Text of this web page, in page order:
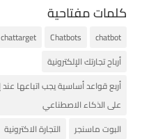
كلمات مفتاحية
chatbot
Chatbots
chattarget
أرباح تجارتك الإلكترونية
على الذكاء الاصطناعي
البوت ماسنجر
التجارة الاكترونية